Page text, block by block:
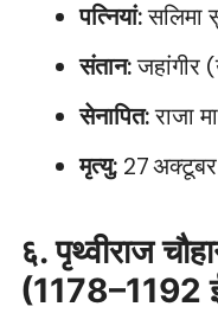
पत्नियां:सलिमा
संतान:जहांगीर
सेनापित:राजा
मृत्यु: 27
६. पृथ्वीराज
(1178–1192